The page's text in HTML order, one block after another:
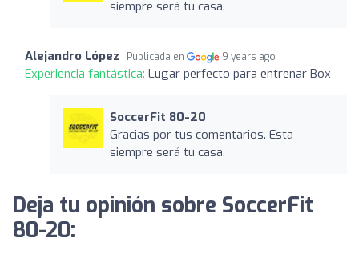
siempre será tu casa.
Alejandro López Publicada en 9 years ago
Experiencia fantástica: Lugar perfecto para entrenar Box
SoccerFit 80-20
Gracias por tus comentarios. Esta
siempre será tu casa.
Deja tu opinión sobre SoccerFit
80-20: